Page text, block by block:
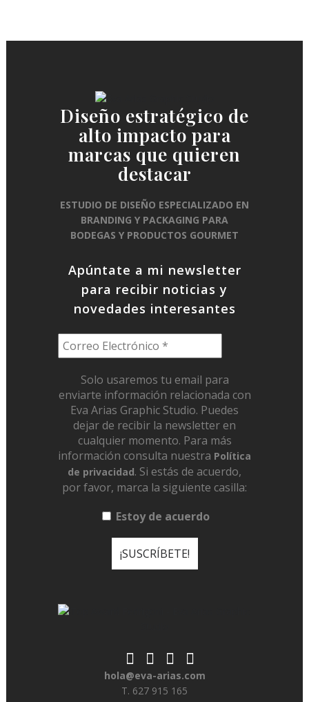
Diseño estratégico de
alto impacto para
marcas que quieren
destacar
ESTUDIO DE DISEÑO ESPECIALIZADO EN
BRANDING Y PACKAGING PARA
BODEGAS Y PRODUCTOS GOURMET
Apúntate a mi newsletter
para recibir noticias y
novedades interesantes
Solo usaremos tu email para
enviarte información relacionada con
Eva Arias Graphic Studio. Puedes
dejar de recibir la newsletter en
cualquier momento. Para más
información consulta nuestra Política
de privacidad. Si estás de acuerdo,
por favor, marca la siguiente casilla:
Estoy de acuerdo
hola@eva-arias.com
T. 627 915 165